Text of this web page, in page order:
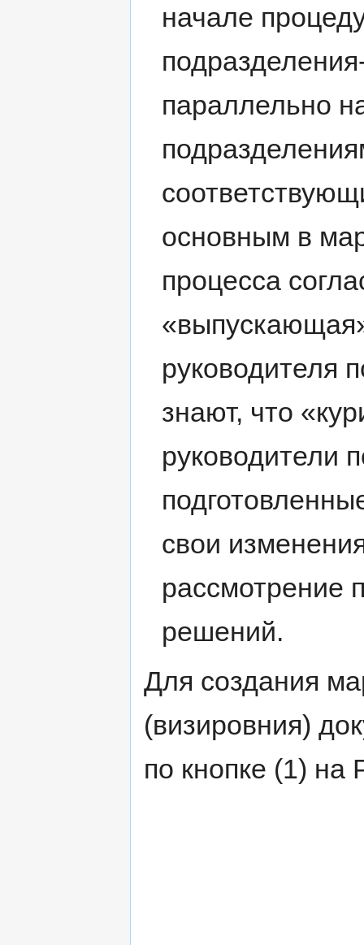
начале
параллельно
основным в
процесса
руководителя
знают, что
руководители
свои
рассмотрение
решений.
Для создания
(визировния)
по кнопке (1) на